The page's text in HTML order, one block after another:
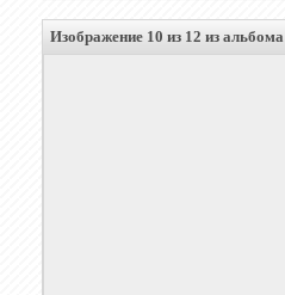
Изображение 10 из 12 из альбома